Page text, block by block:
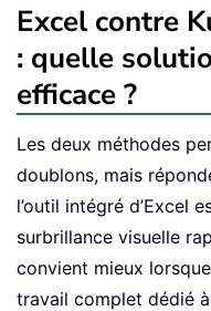
Excel contre
: quelle
efficace ?
Les deux méthodes
doublons, mais
l’outil intégré d’Excel
surbrillance visuelle
convient mieux
travail complet dédié à